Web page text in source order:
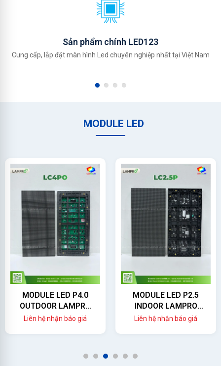
Sản phẩm chính LED123
Cung cấp, lắp đặt màn hình Led chuyên nghiệp nhất tại Việt Nam
MODULE LED
MODULE LED P4.0
OUTDOOR LAMPRO
(LC4.0PO)
Liên hệ nhận báo giá
MODULE LED P2.5
INDOOR LAMPRO
(LC2.5P)
Liên hệ nhận báo giá
1 2 3 4 5 6